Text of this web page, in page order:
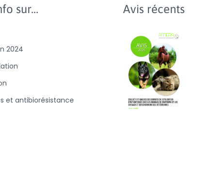
sur...
2024
et antibiorésistance
Avis récents